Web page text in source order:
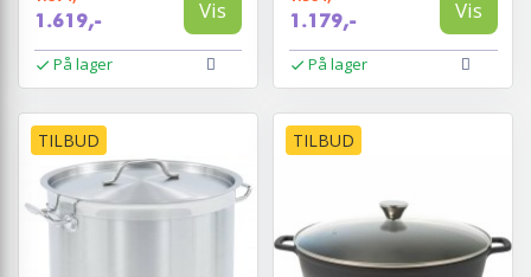
1.619,- Vis
På lager
1.179,- Vis
På lager
TILBUD TILBUD